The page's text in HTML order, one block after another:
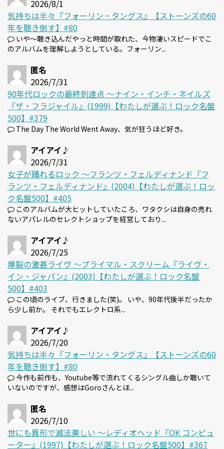
2026/8/1
気持ちは半々『フォーリン・タングス』【ストーンズの60
年を聴き倒す】#80
いや～聴き込んだやっと時間が取れた、今物凄いスピードでこ
のアルバムを理解しようとしている。フォーリン...
匿名
2026/7/31
90年代ロックの最終到達点 〜ナイン・インチ・ネイルズ
『ザ・フラジャイル』(1999)【わたしが選ぶ！ロック名盤
500】#379
The Day The World Went Away、気が狂うほど好き。
アイアイ♪
2026/7/31
女子が踊れるロック 〜フランツ・フェルディナンド『フ
ランツ・フェルディナンド』(2004)【わたしが選ぶ！ロッ
ク名盤500】#405
このアルバムが大ヒットしていたころ、ワタクシは自身の売れ
ないアパレルのセレクトショップを経営しており...
アイアイ♪
2026/7/25
爆裂の激甚ライヴ 〜プライマル・スクリーム『ライヴ・
イン・ジャパン』(2003)【わたしが選ぶ！ロック名盤
500】#403
この頃のライブ、行きました(笑)。 いや、90年代後半だったか
ら少し前か。 それでもエレクトロ系...
アイアイ♪
2026/7/20
気持ちは半々『フォーリン・タングス』【ストーンズの60
年を聴き倒す】#80
今作も前作も、Youtube等で流れてくるシングル曲しか聴いて
いないのですが、感想はGoroさんとほ...
匿名
2026/7/10
世にも異形で滅法美しい 〜レディオヘッド『OK コンピュ
ーター』(1997)【わたしが選ぶ！ロック名盤500】#367